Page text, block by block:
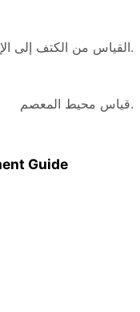
القياس من الكتف إلى الإبط، ومن ثم العودة إلى الكتف.
قياس محيط المعصم.
Guide